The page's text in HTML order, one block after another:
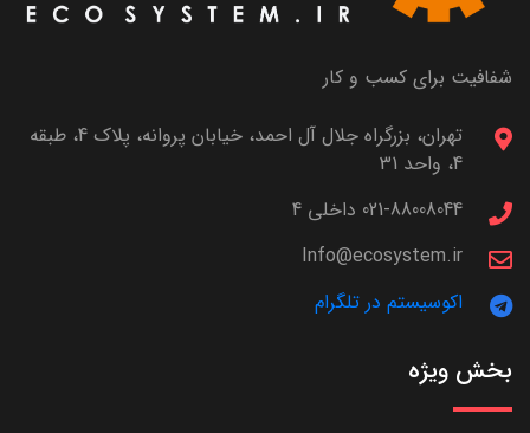
شفافیت برای کسب و کار
تهران، بزرگراه جلال آل احمد، خیابان پروانه، پلاک 4، طبقه
4، واحد 31
021-88008044 داخلی 4
Info@ecosystem.ir
اکوسیستم در تلگرام
بخش ویژه